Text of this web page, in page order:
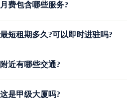
月费包含哪些服务?
最短租期多久?可以即时进驻吗?
附近有哪些交通?
这是甲级大厦吗?